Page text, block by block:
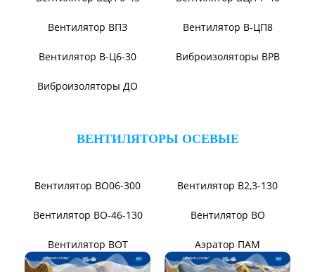
Вентилятор ВЦКП-2219